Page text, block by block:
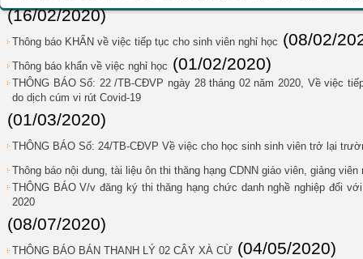
(16/02/2020)
Thông báo KHẨN về việc tiếp tục cho sinh viên nghỉ học (08/02/
Thông báo khẩn về việc nghỉ học (01/02/2020)
THÔNG BÁO Số: 22 /TB-CĐVP ngày 28 tháng 02 năm 2020, Về việc
do dịch cúm vi rút Covid-19
(01/03/2020)
THÔNG BÁO Số: 24/TB-CĐVP Về việc cho học sinh sinh viên trở lại
Thông báo nội dung, tài liệu ôn thi thăng hạng CDNN giáo viên, giảng viên
THÔNG BÁO V/v đăng ký thi thăng hạng chức danh nghề nghiệp đối
2020
(08/07/2020)
THÔNG BÁO BÁN THANH LÝ 02 CÂY XÀ CỪ (04/05/2020)